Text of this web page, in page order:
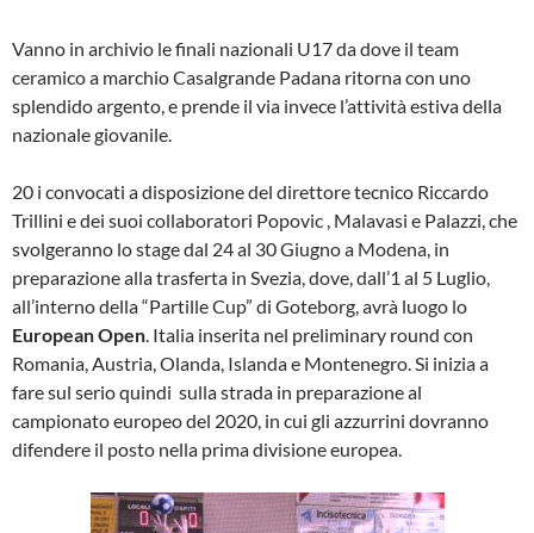
Vanno in archivio le finali nazionali U17 da dove il team
ceramico a marchio Casalgrande Padana ritorna con uno
splendido argento, e prende il via invece l’attività estiva della
nazionale giovanile.
20 i convocati a disposizione del direttore tecnico Riccardo
Trillini e dei suoi collaboratori Popovic , Malavasi e Palazzi, che
svolgeranno lo stage dal 24 al 30 Giugno a Modena, in
preparazione alla trasferta in Svezia, dove, dall’1 al 5 Luglio,
all’interno della “Partille Cup” di Goteborg, avrà luogo lo
European Open. Italia inserita nel preliminary round con
Romania, Austria, Olanda, Islanda e Montenegro. Si inizia a
fare sul serio quindi sulla strada in preparazione al
campionato europeo del 2020, in cui gli azzurrini dovranno
difendere il posto nella prima divisione europea.